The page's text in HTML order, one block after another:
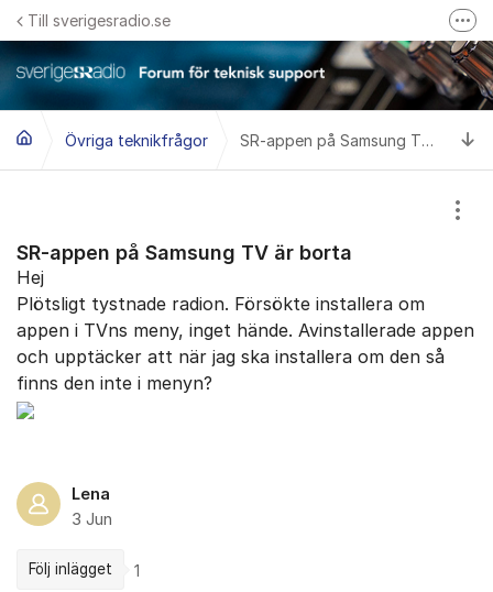
Hoppa till innehåll
Till sverigesradio.se
Frågor & svar om Sveriges Radio
Felanmäl problem med radiomottagning hos Teracom
Övriga teknikfrågor SR-appen på Samsung TV är borta
SR-appen på Samsung TV är borta
Hej
Plötsligt tystnade radion. Försökte installera om
appen i TVns meny, inget hände. Avinstallerade appen
och upptäcker att när jag ska installera om den så
finns den inte i menyn?
Lena
3 Jun
Följ inlägget 1